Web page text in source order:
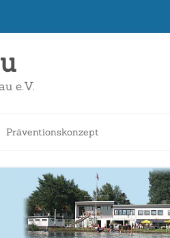
e.V.
Präventionskonzept